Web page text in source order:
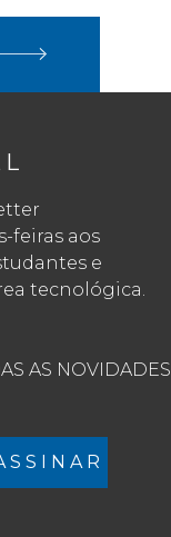
feiras aos
e
tecnológica.
AS NOVIDADES
S S I N A R